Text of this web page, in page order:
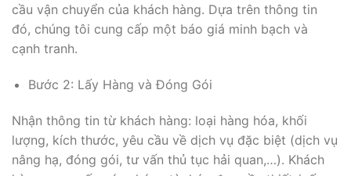
cầu vận chuyển của khách hàng. Dựa trên thông tin
đó, chúng tôi cung cấp một báo giá minh bạch và
cạnh tranh.
Bước 2: Lấy Hàng và Đóng Gói
Nhận thông tin từ khách hàng: loại hàng hóa, khối
lượng, kích thước, yêu cầu về dịch vụ đặc biệt (dịch vụ
nâng hạ, đóng gói, tư vấn thủ tục hải quan,…). Khách